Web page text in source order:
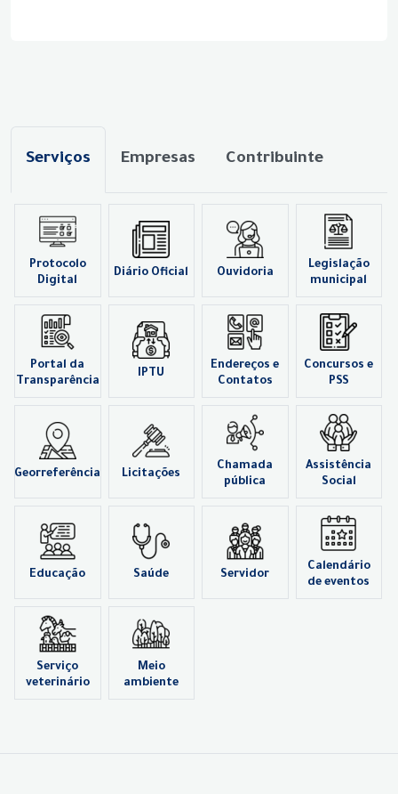
Serviços Empresas Contribuinte
Protocolo
Digital
Diário Oficial Ouvidoria
Legislação
municipal
Portal da
Transparência
IPTU
Endereços e
Contatos
Concursos e
PSS
Georreferência Licitações
Chamada
pública
Assistência
Social
Educação Saúde Servidor
Calendário
de eventos
Serviço
veterinário
Meio
ambiente